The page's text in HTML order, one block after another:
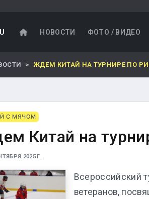
НОВОСТИ ФОТО / ВИДЕО
ЖДЕМ КИТАЙ НА ТУРНИРЕ ПО
С МЯЧОМ
Китай на
2025 Г.
Всероссийский
ветеранов,